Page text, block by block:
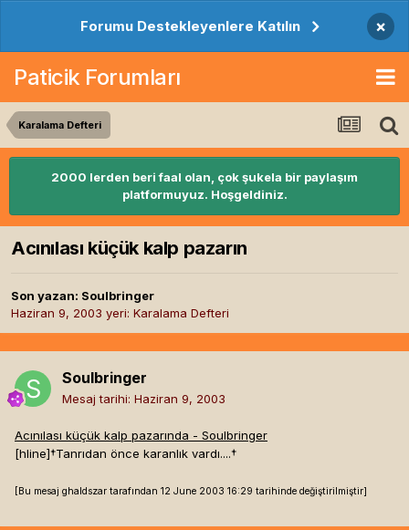
Forumu Destekleyenlere Katılın ×
Paticik Forumları
Karalama Defteri
2000 lerden beri faal olan, çok şukela bir paylaşım
platformuyuz. Hoşgeldiniz.
Acınılası küçük kalp pazarın
Son yazan: Soulbringer
Haziran 9, 2003 yeri: Karalama Defteri
Soulbringer
Mesaj tarihi: Haziran 9, 2003
Acınılası küçük kalp pazarında - Soulbringer
[hline]†Tanrıdan önce karanlık vardı....†
[Bu mesaj ghaldszar tarafından 12 June 2003 16:29 tarihinde değiştirilmiştir]